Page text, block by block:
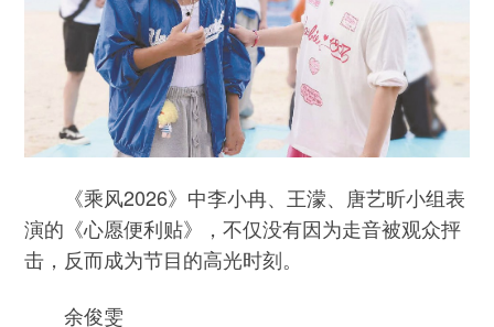
《乘风2026》中李小冉、王濛、唐艺昕小组表
演的《心愿便利贴》，不仅没有因为走音被观众抨
击，反而成为节目的高光时刻。
余俊雯